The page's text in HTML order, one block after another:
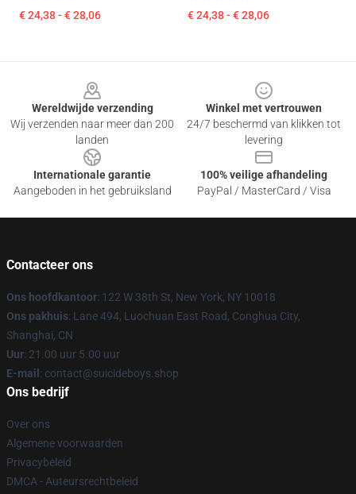
€ 24,38 - € 28,06 € 24,38 - € 28,06
Wereldwijde verzending
Wij verzenden naar meer dan 200
landen
Winkel met vertrouwen
24/7 beschermd van klikken tot
levering
Internationale garantie
Aangeboden in het gebruiksland
100% veilige afhandeling
PayPal / MasterCard / Visa
Contacteer ons
Ons hoofdkantoor: 122 W 38th St, New York, NY 10018
Ons pakhuis: Lane 494, Luochuan East Road, Conghua City,
Shanghai, CN
Uur: 21.00 uur 5.00 uur
E-mail: contact@suicideboys.shop
Ons bedrijf
Over ons
Algemene voorwaarden
Privacybeleid
DMCA - Auteursrechtbeleid